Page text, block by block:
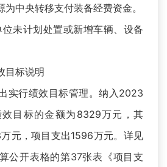
中央转移支付装备经费资金。
计划处置或新增车辆、设备
标说明
行绩效目标管理。纳入2023
目标的金额为8329万元，其
元，项目支出1596万元。详见
公开表格的第37张表《项目支